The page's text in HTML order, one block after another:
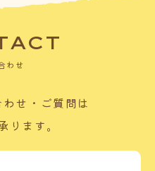
わせ
せ・ご質問は
ります。